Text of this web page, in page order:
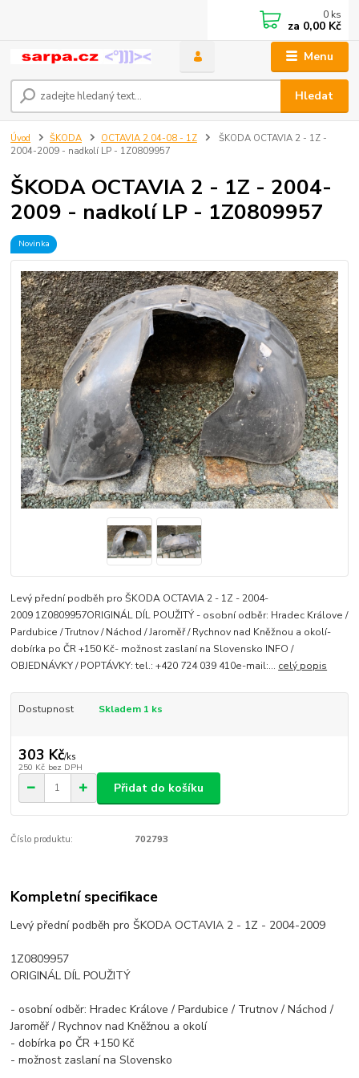
Menu
Hledat
0 ks
za 0,00 Kč
Úvod ŠKODA OCTAVIA 2 04-08 - 1Z
ŠKODA OCTAVIA 2 - 1Z -
2004-2009 - nadkolí LP - 1Z0809957
ŠKODA OCTAVIA 2 - 1Z - 2004-
2009 - nadkolí LP - 1Z0809957
Novinka
Levý přední podběh pro ŠKODA OCTAVIA 2 - 1Z - 2004-
2009 1Z0809957ORIGINÁL DÍL POUŽITÝ - osobní odběr: Hradec Králove /
Pardubice / Trutnov / Náchod / Jaroměř / Rychnov nad Kněžnou a okolí-
dobírka po ČR +150 Kč- možnost zaslaní na Slovensko INFO /
OBJEDNÁVKY / POPTÁVKY: tel.: +420 724 039 410e-mail:... celý popis
Dostupnost Skladem 1 ks
303 Kč/ks
250 Kč bez DPH
Přidat do košíku
Číslo produktu: 702793
Kompletní specifikace
Levý přední podběh pro ŠKODA OCTAVIA 2 - 1Z - 2004-2009
1Z0809957
ORIGINÁL DÍL POUŽITÝ
- osobní odběr: Hradec Králove / Pardubice / Trutnov / Náchod /
Jaroměř / Rychnov nad Kněžnou a okolí
- dobírka po ČR +150 Kč
- možnost zaslaní na Slovensko